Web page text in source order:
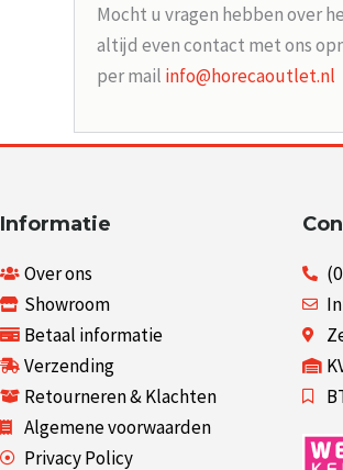
Mocht u vragen hebben over
altijd even contact met ons
per mail info@horecaoutlet.nl
Informatie
Over ons
Showroom
Betaal informatie
Verzending
Retourneren & Klachten
Algemene voorwaarden
Privacy Policy